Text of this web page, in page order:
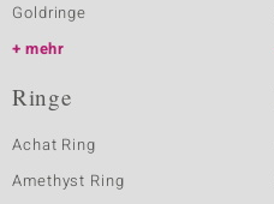
Goldringe
mehr
Ringe
Achat Ring
Amethyst Ring